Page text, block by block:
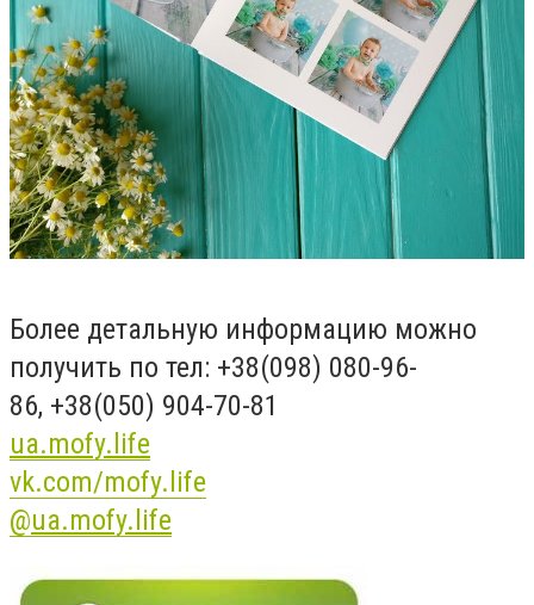
Более детальную информацию можно
получить по тел: +38(098) 080-96-
86, +38(050) 904-70-81
ua.mofy.life
vk.com/mofy.life
@ua.mofy.life